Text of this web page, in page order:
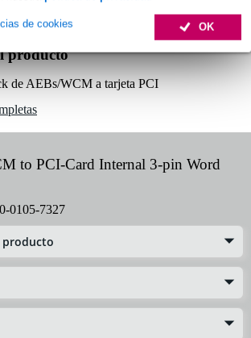
OK
de cookies
producto
de AEBs/WCM a tarjeta PCI
to PCI-Card Internal 3-pin Word
0105-7327
producto